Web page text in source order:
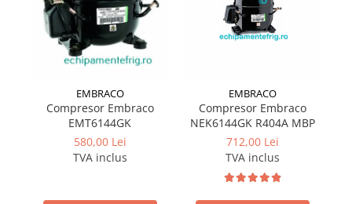
EMBRACO
Compresor Embraco
EMT6144GK
580,00 Lei
TVA inclus
EMBRACO
Compresor Embraco
NEK6144GK R404A MBP
712,00 Lei
TVA inclus